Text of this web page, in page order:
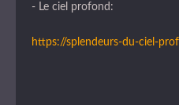
- Le ciel profond:
https://splendeurs-du-ciel-